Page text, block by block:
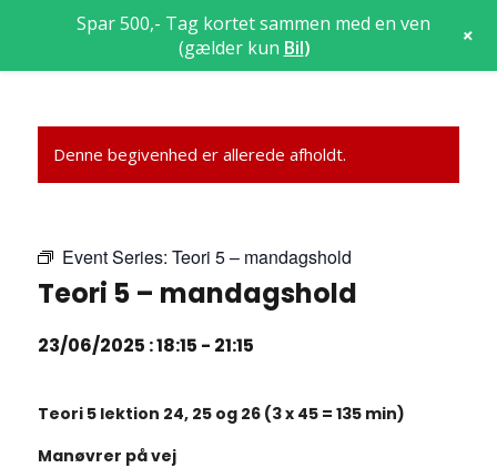
Denne begivenhed er allerede afholdt.
Event Series: Teori 5 – mandagshold
Teori 5 – mandagshold
23/06/2025 : 18:15 - 21:15
Teori 5 lektion 24, 25 og 26 (3 x 45 = 135 min)
Manøvrer på vej
Spar 500,- Tag kortet sammen med en ven
(gælder kun Bil) +